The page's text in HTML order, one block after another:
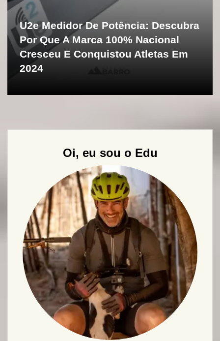
U2e Medidor De Potência: Descubra
Por Que A Marca 100% Nacional
Cresceu E Conquistou Atletas Em
2024
Oi, eu sou o Edu